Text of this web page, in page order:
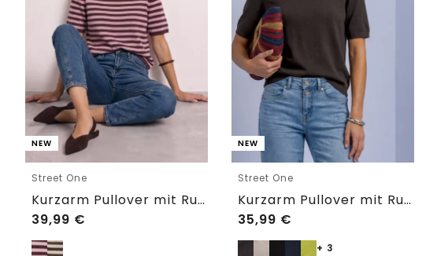
NEW
Street One
Kurzarm Pullover mit Rundhals und Streifen
39,99 €
NEW
Street One
Kurzarm Pullover mit Rundhals in Unifarbe
35,99 €
+ 3